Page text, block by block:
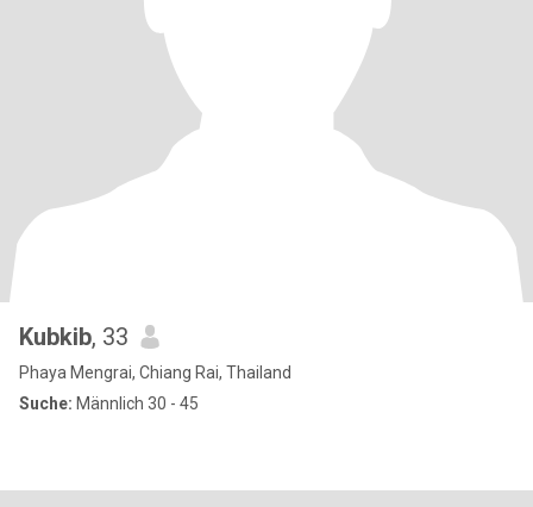
Kubkib, 33
Phaya Mengrai, Chiang Rai, Thailand
Suche: Männlich 30 - 45